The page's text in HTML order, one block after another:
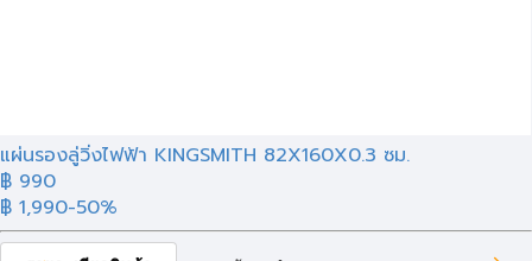
แผ่นรองลู่วิ่งไฟฟ้า KINGSMITH 82X160X0.3 ซม.
฿ 990
฿ 1,990-50%